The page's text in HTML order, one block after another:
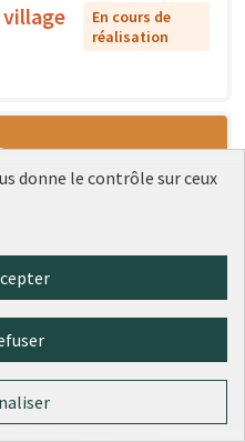
village
En cours de
réalisation
sud
donne le contrôle sur ceux